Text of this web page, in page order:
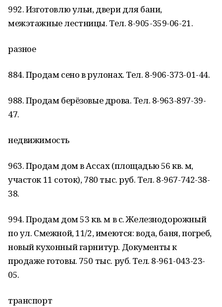
992. Изготовлю ульи, двери для бани,
межэтажные лестницы. Тел. 8-905-359-06-21.
разное
884. Продам сено в рулонах. Тел. 8-906-373-01-44.
988. Продам берёзовые дрова. Тел. 8-963-897-39-
47.
недвижимость
963. Продам дом в Ассах (площадью 56 кв. м,
участок 11 соток), 780 тыс. руб. Тел. 8-967-742-38-
38.
994. Продам дом 53 кв. м в с. Железнодорожный
по ул. Смежной, 11/2, имеются: вода, баня, погреб,
новый кухонный гарнитур. Документы к
продаже готовы. 750 тыс. руб. Тел. 8-961-043-23-
05.
транспорт